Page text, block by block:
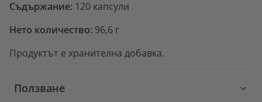
Съдържание: 120 капсули
Нето количество: 96,6 г
Продуктът е хранителна добавка.
Ползване